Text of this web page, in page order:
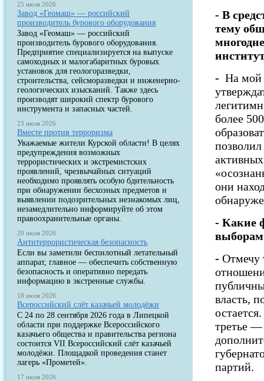
25 июля 2026
Завод «Геомаш» — российский
производитель бурового оборудования
Завод «Геомаш» — российский
производитель бурового оборудования.
Предприятие специализируется на выпуске
самоходных и малогабаритных буровых
установок для геологоразведки,
строительства, сейсморазведки и инженерно-
геологических изысканий. Также здесь
производят широкий спектр бурового
инструмента и запасных частей.
23 июля 2026
Вместе против терроризма
Уважаемые жители Курской области! В целях
предупреждения возможных
террористических и экстремистских
проявлений, чрезвычайных ситуаций
необходимо проявлять особую бдительность
при обнаружении бесхозных предметов и
выявлении подозрительных незнакомых лиц,
незамедлительно информируйте об этом
правоохранительные органы.
20 июля 2026
Антитеррористическая безопасность
Если вы заметили беспилотный летательный
аппарат, главное — обеспечить собственную
безопасность и оперативно передать
информацию в экстренные службы.
18 июля 2026
Всероссийский слёт казачьей молодёжи
С 24 по 28 сентября 2026 года в Липецкой
области при поддержке Всероссийского
казачьего общества и правительства региона
состоится VII Всероссийский слёт казачьей
молодёжи. Площадкой проведения станет
лагерь «Прометей».
17 июля 2026
- В
тему
-На мой
более
они
- Какие
- Отмечу
власть,
третье —
партий.